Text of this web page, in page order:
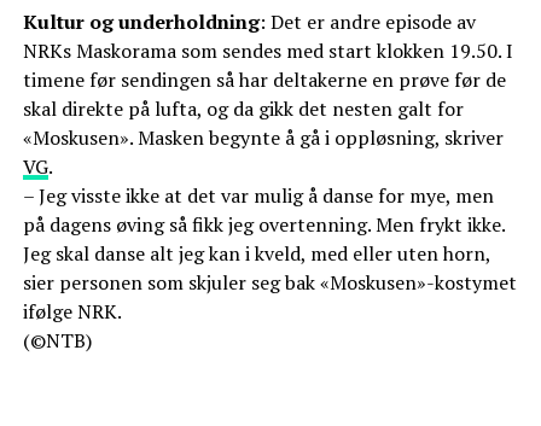
Kultur og underholdning: Det er andre episode av
NRKs Maskorama som sendes med start klokken 19.50. I
timene før sendingen så har deltakerne en prøve før de
skal direkte på lufta, og da gikk det nesten galt for
«Moskusen». Masken begynte å gå i oppløsning, skriver
VG.
– Jeg visste ikke at det var mulig å danse for mye, men
på dagens øving så fikk jeg overtenning. Men frykt ikke.
Jeg skal danse alt jeg kan i kveld, med eller uten horn,
sier personen som skjuler seg bak «Moskusen»-kostymet
ifølge NRK.
(©NTB)